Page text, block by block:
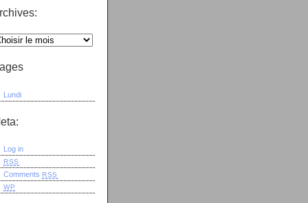
Lundi
Log in
RSS
Comments RSS
WP